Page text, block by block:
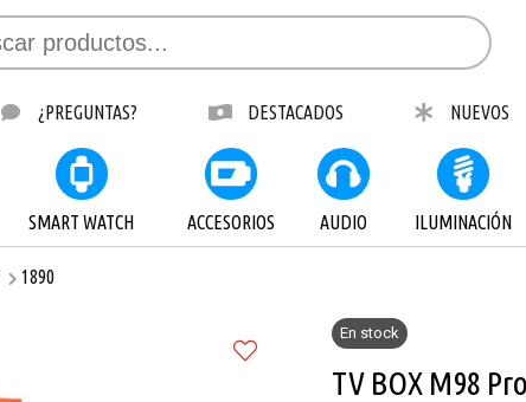
Compartir por email
Enviar
¿PREGUNTAS? DESTACADOS NUEVOS
SMART WATCH ACCESORIOS AUDIO ILUMINACIÓN
1890
En stock
TV BOX M98 Pro